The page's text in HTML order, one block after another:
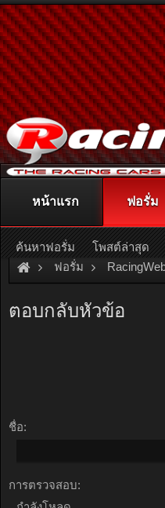
ติดต่อลงโฆษณา
หรืออ่านรายละ
ฟอรั่ม
ตอบกลับหัวข้อ
ชื่อ:
การตรวจสอบ:
หน้าแรก ฟอรั่ม
ค้นหาฟอรั่ม โพสต์ล่าสุด